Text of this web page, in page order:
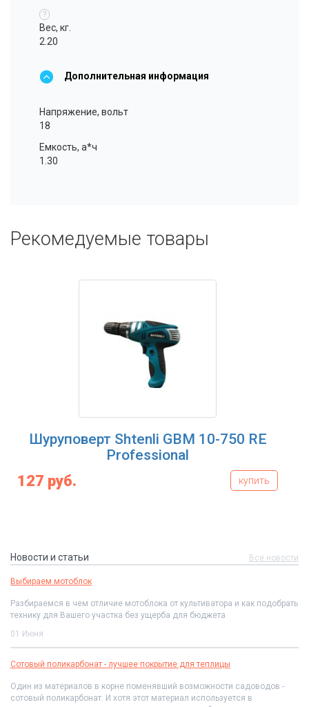
?
Вес, кг.
2.20
Дополнительная информация
Напряжение, вольт
18
Емкость, а*ч
1.30
Рекомедуемые товары
Шуруповерт Shtenli GBM 10-750 RE
Professional
руб. купить
Новости и статьи Все новости
Выбираем мотоблок
Разбираемся в чем отличие мотоблока от культиватора и как подобрать
технику для Вашего участка без ущерба для бюджета
01 Июня
Сотовый поликарбонат - лучшее покрытие для теплицы
Один из материалов в корне поменявший возможности садоводов -
сотовый поликарбонат. И хотя этот материал используется в